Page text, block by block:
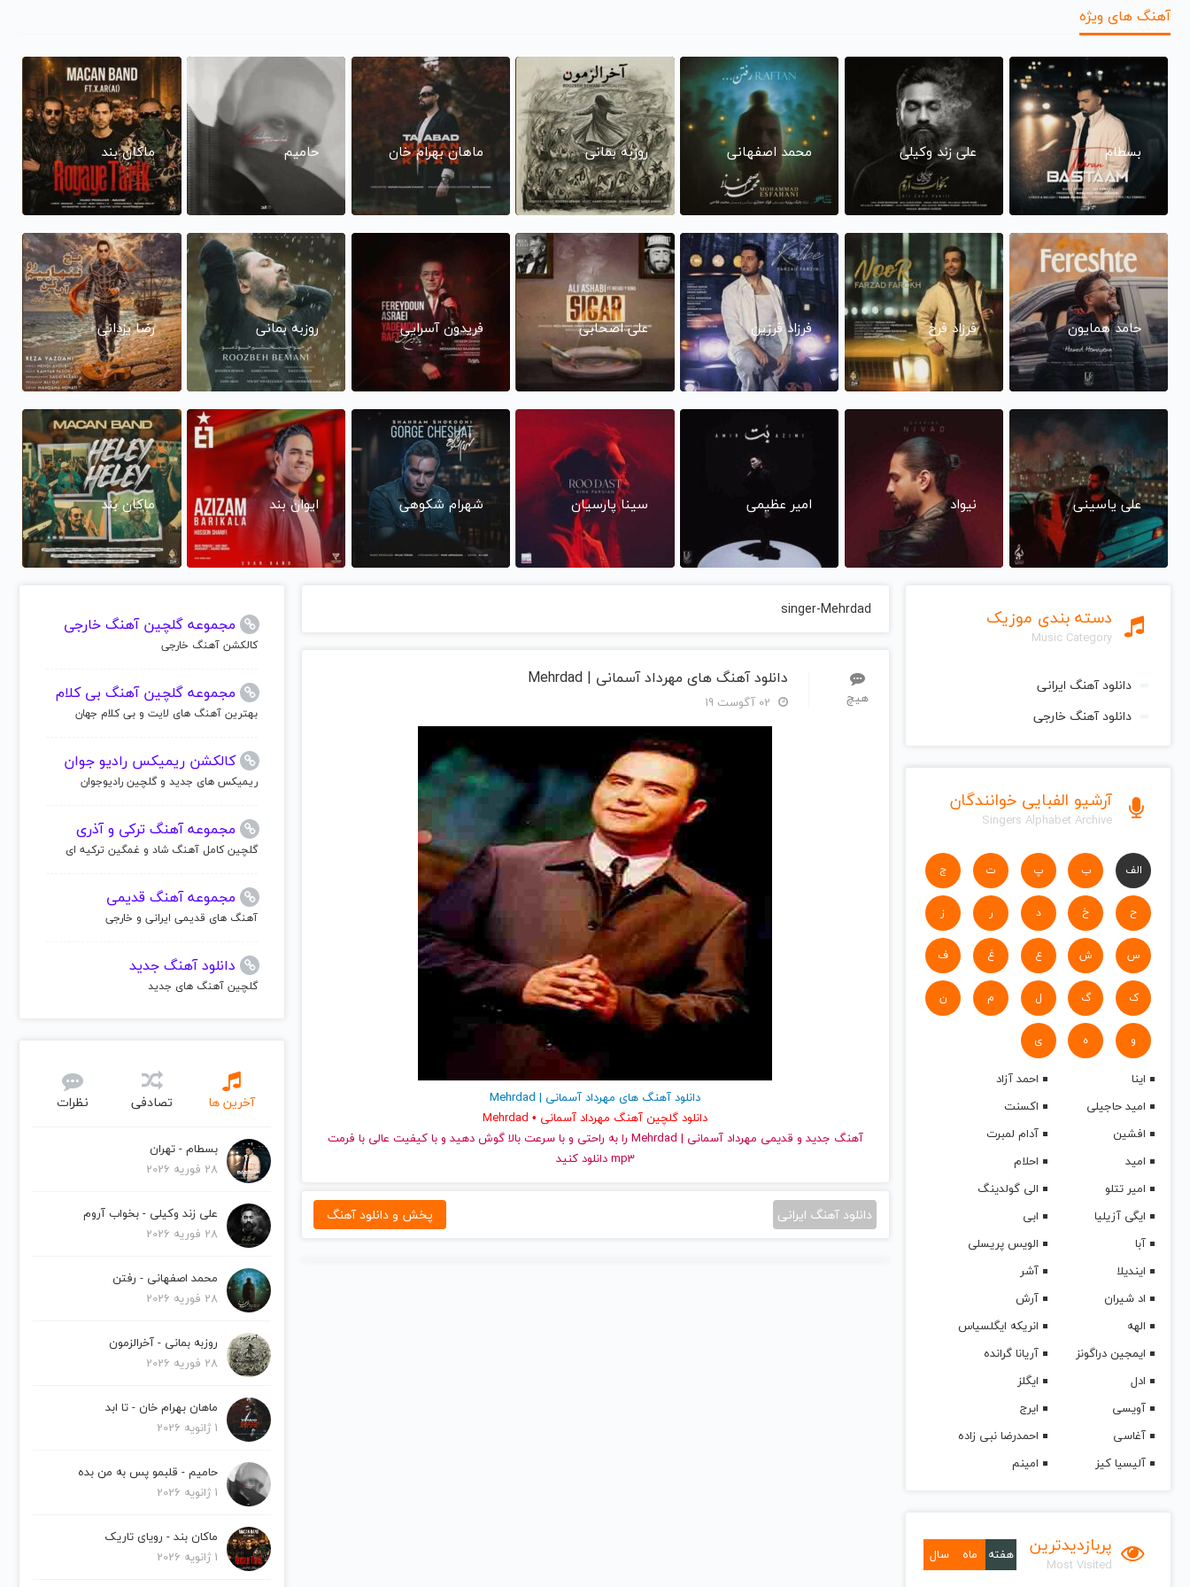
آهنگ های ویژه
بسطام علی زند وکیلی محمد اصفهانی روزبه بمانی ماهان بهرام خان حامیم ماکان بند
حامد همایون فرزاد فرخ فرزاد فرزین علی اصحابی فریدون آسرایی روزبه بمانی رضا یزدانی
علی یاسینی نیواد امیر عظیمی سینا پارسیان شهرام شکوهی ایوان بند ماکان بند
دسته بندی موزیک
Music Category
دانلود آهنگ ایرانی
دانلود آهنگ خارجی
آرشیو الفبایی خوانندگان
Singers Alphabet Archive
الف ب پ ت ج
ح خ د ر ز
س ش ع غ ف
ک گ ل م ن
و ه ی
اینا
احمد آزاد
امید حاجیلی
اکسنت
افشین
آدام لمبرت
امید
احلام
امیر تتلو
الی گولدینگ
ایگی آزیلیا
ابی
آبا
الویس پریسلی
ایندیلا
آشر
اد شیران
آرش
الهه
انریکه ایگلسیاس
ایمجین دراگونز
آریانا گرانده
ادل
ایگلز
آویسی
ایرج
آغاسی
احمدرضا نبی زاده
آلیسیا کیز
امینم
پربازدیدترین
Most Visited
هفته ماه سال
singer-Mehrdad
هیچ
دانلود آهنگ های مهرداد آسمانی | Mehrdad
دانلود آهنگ های مهرداد آسمانی | Mehrdad
دانلود گلچین آهنگ مهرداد آسمانی • Mehrdad
آهنگ جدید
و قدیمی مهرداد آسمانی | Mehrdad را به راحتی و با سرعت بالا گوش دهید و با کیفیت عالی با فرمت
mp3 دانلود کنید
دانلود آهنگ ایرانی پخش و دانلود آهنگ
مجموعه گلچین آهنگ خارجی
کالکشن آهنگ خارجی
مجموعه گلچین آهنگ بی کلام
بهترین آهنگ های لایت و بی کلام جهان
کالکشن ریمیکس رادیو جوان
ریمیکس های جدید و گلچین رادیوجوان
مجموعه آهنگ ترکی و آذری
گلچین کامل آهنگ شاد و غمگین ترکیه ای
مجموعه آهنگ قدیمی
آهنگ های قدیمی ایرانی و خارجی
دانلود آهنگ جدید
گلچین آهنگ های جدید
آخرین ها تصادفی نظرات
بسطام - تهران
28 فوریه 2026
علی زند وکیلی - بخواب آروم
28 فوریه 2026
محمد اصفهانی - رفتن
28 فوریه 2026
روزبه بمانی - آخرالزمون
28 فوریه 2026
ماهان بهرام خان - تا ابد
1 ژانویه 2026
حامیم - قلبمو پس به من بده
1 ژانویه 2026
ماکان بند - رویای تاریک
1 ژانویه 2026